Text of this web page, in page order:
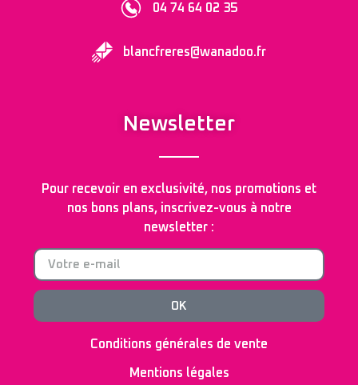
04 74 64 02 35
blancfreres@wanadoo.fr
Newsletter
Pour recevoir en exclusivité, nos promotions et
nos bons plans, inscrivez-vous à notre
newsletter :
OK
Conditions générales de vente
Mentions légales